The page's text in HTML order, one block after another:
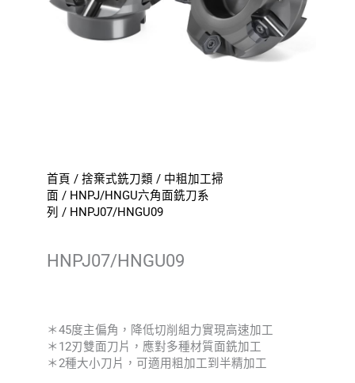
首頁 /捨棄式銑刀類 / 中粗加工掃
面 / HNPJ/HNGU六角面銑刀系
列 / HNPJ07/HNGU09
HNPJ07/HNGU09
＊45度主偏角，降低切削組力實現高速加工
＊12刃雙面刀片，應對多種材質面銑加工
＊2種大小刀片，可適用粗加工到半精加工